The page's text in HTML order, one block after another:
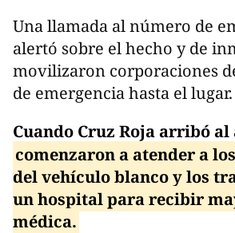
Una llamada al número de
alertó sobre el hecho y de
movilizaron corporaciones
de emergencia hasta el lugar.
Cuando Cruz Roja arribó al
comenzaron a atender a
del vehículo blanco y los
un hospital para recibir
médica.